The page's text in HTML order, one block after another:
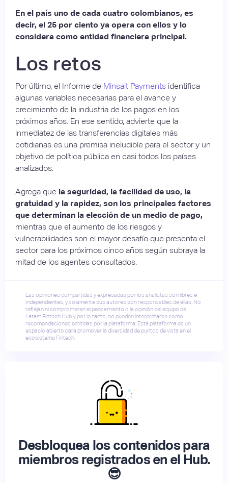
En el país uno de cada cuatro colombianos, es
decir, el 25 por ciento ya opera con ellos y lo
considera como entidad financiera principal.
Los retos
Por último, el Informe de Minsait Payments identifica
algunas variables necesarias para el avance y
crecimiento de la industria de los pagos en los
próximos años. En ese sentido, advierte que la
inmediatez de las transferencias digitales más
cotidianas es una premisa ineludible para el sector y un
objetivo de política pública en casi todos los países
analizados.
Agrega que la seguridad, la facilidad de uso, la
gratuidad y la rapidez, son los principales factores
que determinan la elección de un medio de pago,
mientras que el aumento de los riesgos y
vulnerabilidades son el mayor desafío que presenta el
sector para los próximos cinco años según subraya la
mitad de los agentes consultados.
Las opiniones compartidas y expresadas por los analistas son libres e
independientes, y solamente sus autores son responsables de ellas. No
reflejan ni comprometen el pensamiento o la opinión del equipo de
Latam Fintech Hub y, por lo tanto, no pueden interpretarse como
recomendaciones emitidas por la plataforma. Esta plataforma es un
espacio abierto para promover la diversidad de puntos de vista en el
ecosistema Fintech.
Desbloquea los contenidos para
miembros registrados en el Hub.
😎